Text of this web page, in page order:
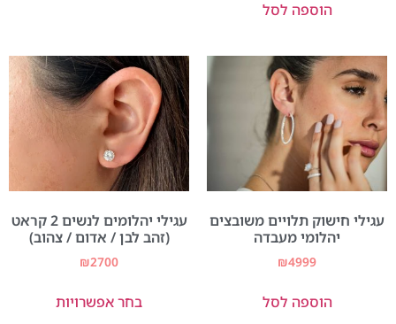
הוספה לסל
עגילי חישוק תלויים משובצים
יהלומי מעבדה
₪4999
הוספה לסל
עגילי יהלומים לנשים 2 קראט
(זהב לבן / אדום / צהוב)
₪2700
בחר אפשרויות